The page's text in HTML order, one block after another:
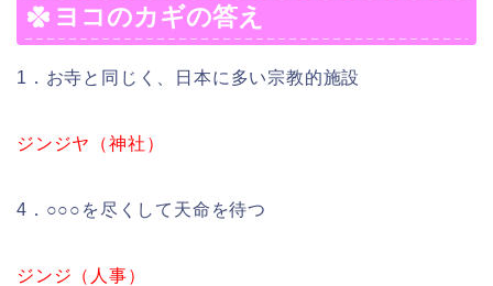
ヨコのカギの答え
1．お寺と同じく、日本に多い宗教的施設
ジンジヤ（神社）
4．○○○を尽くして天命を待つ
ジンジ（人事）